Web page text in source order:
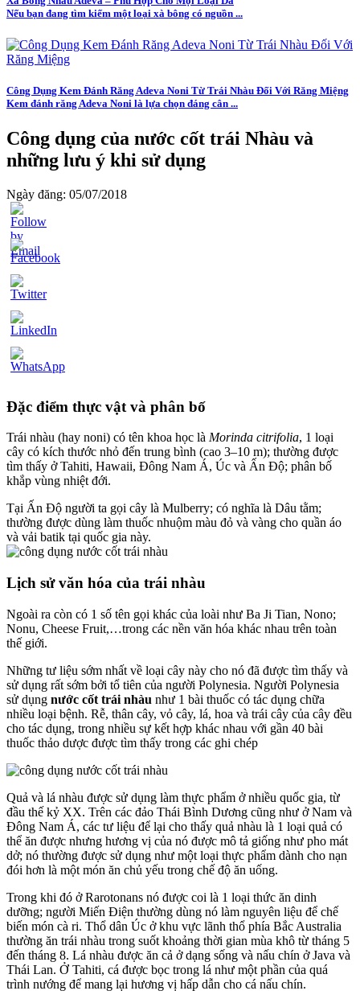
Nếu bạn đang tìm kiếm một loại xà bông có nguồn ...
Công Dụng Kem Đánh Răng Adeva Noni Từ Trái Nhàu Đối Với Răng Miệng
Kem đánh răng Adeva Noni là lựa chọn đáng cân ...
Công dụng của nước cốt trái Nhàu và
những lưu ý khi sử dụng
Ngày đăng: 05/07/2018
Đặc điểm thực vật và phân bố
Trái nhàu (hay noni) có tên khoa học là Morinda citrifolia, 1 loại
cây có kích thước nhỏ đến trung bình (cao 3–10 m); thường được
tìm thấy ở Tahiti, Hawaii, Đông Nam Á, Úc và Ấn Độ; phân bố
khắp vùng nhiệt đới.
Tại Ấn Độ người ta gọi cây là Mulberry; có nghĩa là Dâu tằm;
thường được dùng làm thuốc nhuộm màu đỏ và vàng cho quần áo
và vải batik tại quốc gia này.
Lịch sử văn hóa của trái nhàu
Ngoài ra còn có 1 số tên gọi khác của loài như Ba Ji Tian, Nono;
Nonu, Cheese Fruit,…trong các nền văn hóa khác nhau trên toàn
thế giới.
Những tư liệu sớm nhất về loại cây này cho nó đã được tìm thấy và
sử dụng rất sớm bởi tổ tiên của người Polynesia. Người Polynesia
sử dụng nước cốt trái nhàu như 1 bài thuốc có tác dụng chữa
nhiều loại bệnh. Rễ, thân cây, vỏ cây, lá, hoa và trái cây của cây đều
cho tác dụng, trong nhiều sự kết hợp khác nhau với gần 40 bài
thuốc thảo dược được tìm thấy trong các ghi chép
Quả và lá nhàu được sử dụng làm thực phẩm ở nhiều quốc gia, từ
đầu thế kỷ XX. Trên các đảo Thái Bình Dương cũng như ở Nam và
Đông Nam Á, các tư liệu để lại cho thấy quả nhàu là 1 loại quả có
thể ăn được nhưng hương vị của nó được mô tả giống như pho mát
dở; nó thường được sử dụng như một loại thực phẩm dành cho nạn
đói hơn là một món ăn chủ yếu trong chế độ ăn uống.
Trong khi đó ở Rarotonans nó được coi là 1 loại thức ăn dinh
dưỡng; người Miến Điện thường dùng nó làm nguyên liệu để chế
biến món cà ri. Thổ dân Úc ở khu vực lãnh thổ phía Bắc Australia
thường ăn trái nhàu trong suốt khoảng thời gian mùa khô từ tháng 5
đến tháng 8. Lá nhàu được ăn cả ở dạng sống và nấu chín ở Java và
Thái Lan. Ở Tahiti, cá được bọc trong lá như một phần của quá
trình nướng để mang lại hương vị hấp dẫn cho cá nấu chín.